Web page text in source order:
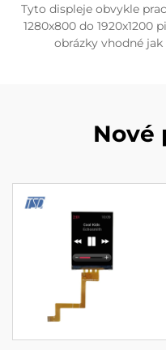
Tyto displeje obvykle
1280x800 do 1920x1200
obrázky vhodné
Nové